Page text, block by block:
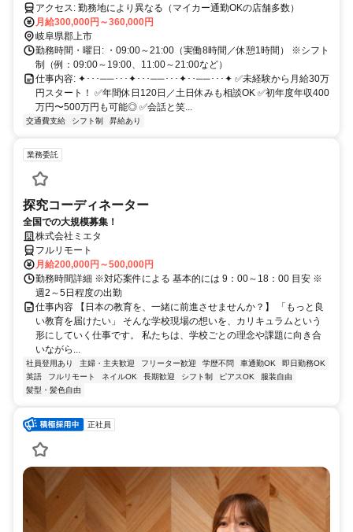
アクセス: 勤務地により異なる（マイカー通勤OKの店舗多数）
月給300,000円～360,000円
岐阜県郡上市
勤務時間・曜日: ・09:00～21:00（実働8時間／休憩1時間） ※シフト
制（例：09:00～19:00、11:00～21:00など）
仕事内容: ✦･･･──･･･✦･･･──･･･✦･･──･･･✦ ✅未経験から月給30万
円スタート！ ✅年間休日120日／土日休みも相談OK ✅初年度年収400
万円〜500万円も可能◎ ✅会話と笑...
交通費支給 シフト制 昇給あり
業務委託
探究コーディネーター
全国での大規模募集！
株式会社ミエタ
フルリモート
月給200,000円～500,000円
勤務時間詳細 ※対応案件による 基本的には 9：00～18：00 目安 ※
週2～5日程度の出勤
仕事内容 【日本の教育を、一緒に前進させませんか？】 「もっと良
い教育を届けたい」 そんな学校現場の想いを、カリキュラムという
形にしていく仕事です。 私たちは、学校ごとの理念や課題に向き合
いながら...
社員登用あり 主婦・主夫歓迎 フリーター歓迎 学歴不問 車通勤OK
即日勤務OK
英語
フルリモート ネイルOK 長期歓迎 シフト制 ピアスOK
服装自由
髪型・髪色自由
正社員